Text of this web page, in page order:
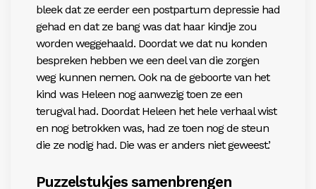
bleek dat ze eerder een postpartum depressie had
gehad en dat ze bang was dat haar kindje zou
worden weggehaald. Doordat we dat nu konden
bespreken hebben we een deel van die zorgen
weg kunnen nemen. Ook na de geboorte van het
kind was Heleen nog aanwezig toen ze een
terugval had. Doordat Heleen het hele verhaal wist
en nog betrokken was, had ze toen nog de steun
die ze nodig had. Die was er anders niet geweest.’
Puzzelstukjes samenbrengen